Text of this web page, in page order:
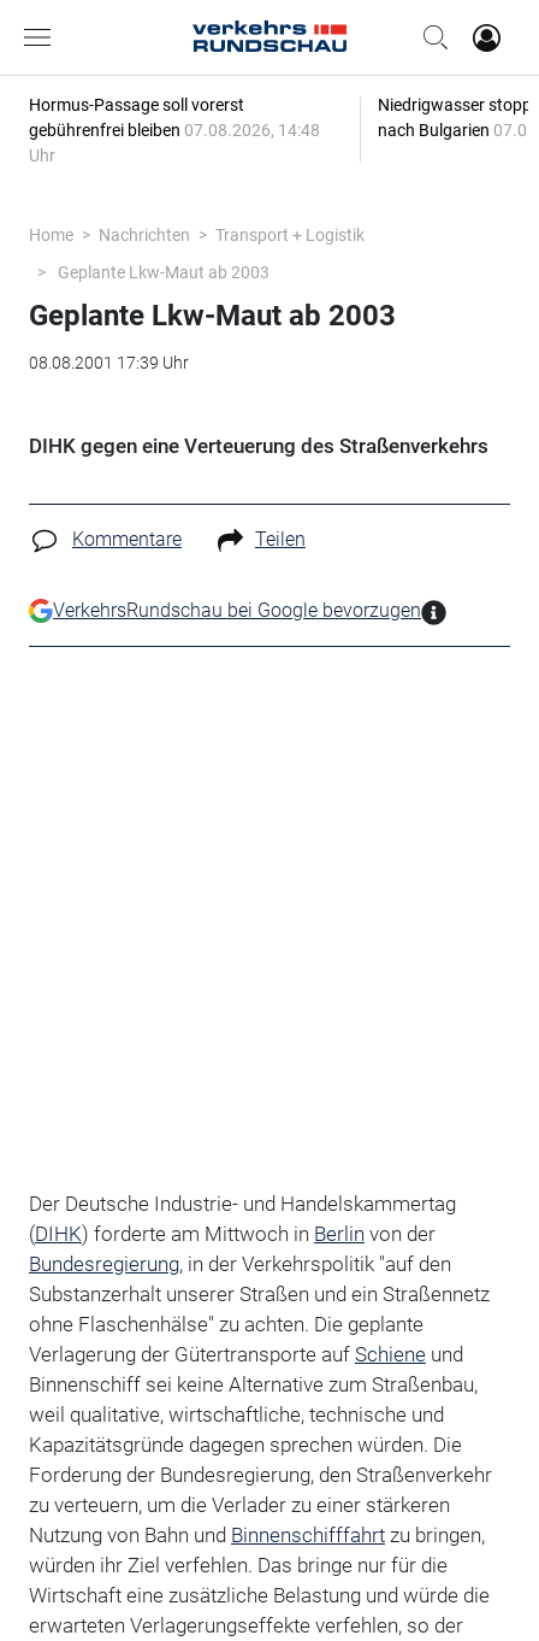
Hormus-Passage soll vorerst
gebührenfrei bleiben 07.08.2026, 14:48
Uhr
Niedrigwasser
nach Bulgarien
Home Nachrichten
Transport + Logistik
Geplante Lkw-Maut ab 2003
Geplante Lkw-Maut ab 2003
08.08.2001 17:39 Uhr
DIHK gegen eine Verteuerung des Straßenverkehrs
Kommentare Teilen
VerkehrsRundschau bei Google bevorzugen
Der Deutsche Industrie- und Handelskammertag
(DIHK) forderte am Mittwoch in Berlin von der
Bundesregierung, in der Verkehrspolitik "auf den
Substanzerhalt unserer Straßen und ein Straßennetz
ohne Flaschenhälse" zu achten. Die geplante
Verlagerung der Gütertransporte auf Schieneund
Binnenschiff sei keine Alternative zum Straßenbau,
weil qualitative, wirtschaftliche, technische und
Kapazitätsgründe dagegen sprechen würden. Die
Forderung der Bundesregierung, den Straßenverkehr
zu verteuern, um die Verlader zu einer stärkeren
Nutzung von Bahn und Binnenschifffahrtzu bringen,
würden ihr Ziel verfehlen. Das bringe nur für die
Wirtschaft eine zusätzliche Belastung und würde die
erwarteten Verlagerungseffekte verfehlen, so der